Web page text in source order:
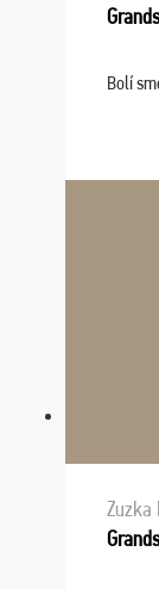
Bolí
Zuzka